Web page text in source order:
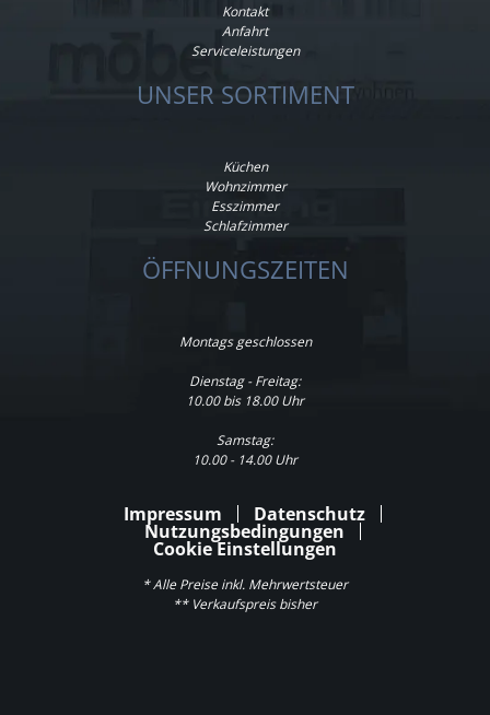
Kontakt
Anfahrt
Serviceleistungen
UNSER SORTIMENT
Küchen
Wohnzimmer
Esszimmer
Schlafzimmer
ÖFFNUNGSZEITEN
Montags geschlossen
Dienstag - Freitag:
10.00 bis 18.00 Uhr
Samstag:
10.00 - 14.00 Uhr
Impressum Datenschutz
Nutzungsbedingungen
Cookie Einstellungen
* Alle Preise inkl. Mehrwertsteuer
** Verkaufspreis bisher